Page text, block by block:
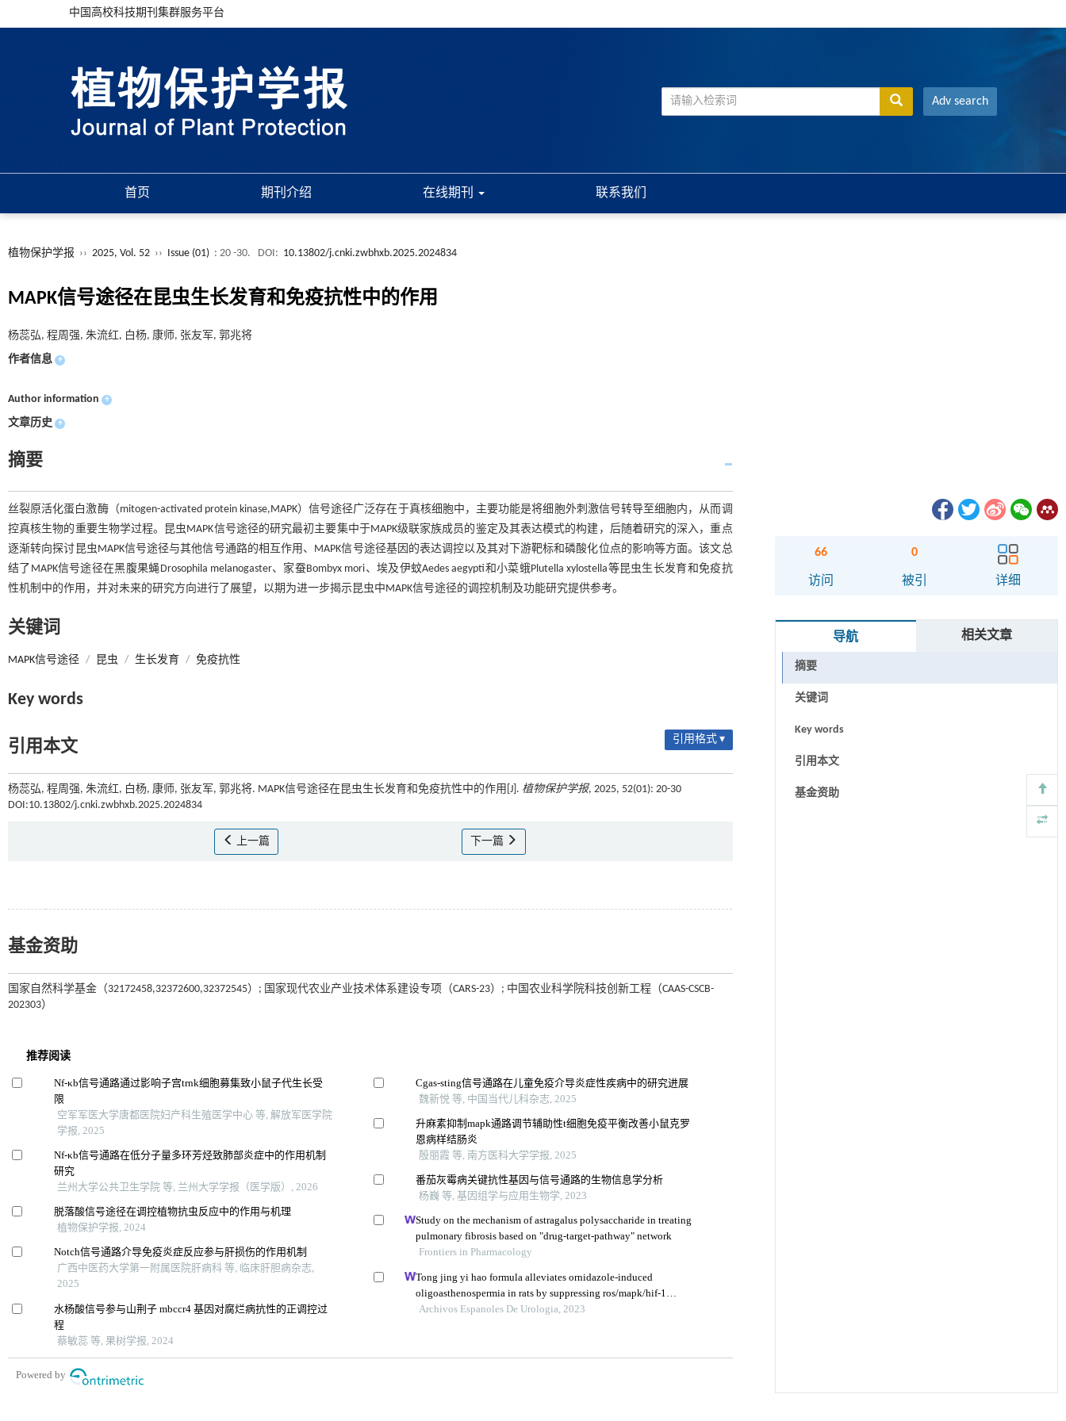
中国高校科技期刊集群服务平台
Adv search
首页 期刊介绍 在线期刊 联系我们
植物保护学报 ›› 2025, Vol. 52 ›› Issue (01) : 20 -30. DOI: 10.13802/j.cnki.zwbhxb.2025.2024834
MAPK信号途径在昆虫生长发育和免疫抗性中的作用
杨蕊弘, 程周强, 朱流红, 白杨, 康师, 张友军, 郭兆将
作者信息 +
Author information +
文章历史 +
摘要
丝裂原活化蛋白激酶（mitogen-activated protein kinase,MAPK）信号途径广泛存在于真核细胞中，主要功能是将细胞外刺激信号转导至细胞内，从而调
控真核生物的重要生物学过程。昆虫MAPK信号途径的研究最初主要集中于MAPK级联家族成员的鉴定及其表达模式的构建，后随着研究的深入，重点
逐渐转向探讨昆虫MAPK信号途径与其他信号通路的相互作用、MAPK信号途径基因的表达调控以及其对下游靶标和磷酸化位点的影响等方面。该文总
结了MAPK信号途径在黑腹果蝇Drosophila melanogaster、家蚕Bombyx mori、埃及伊蚊Aedes aegypti和小菜蛾Plutella xylostella等昆虫生长发育和免疫抗
性机制中的作用，并对未来的研究方向进行了展望，以期为进一步揭示昆虫中MAPK信号途径的调控机制及功能研究提供参考。
关键词
MAPK信号途径 / 昆虫 / 生长发育 / 免疫抗性
Key words
引用本文 引用格式 ▾
杨蕊弘, 程周强, 朱流红, 白杨, 康师, 张友军, 郭兆将. MAPK信号途径在昆虫生长发育和免疫抗性中的作用[J]. 植物保护学报, 2025, 52(01): 20-30
DOI:10.13802/j.cnki.zwbhxb.2025.2024834
上一篇 下一篇
基金资助
国家自然科学基金（32172458,32372600,32372545）; 国家现代农业产业技术体系建设专项（CARS-23）; 中国农业科学院科技创新工程（CAAS-CSCB-
202303）
66
访问
0
被引 详细
导航 相关文章
摘要
关键词
Key words
引用本文
基金资助